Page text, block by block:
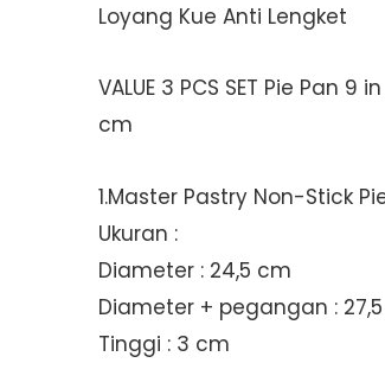
Loyang Kue Anti Lengket
VALUE 3 PCS SET Pie Pan
cm
1.Master Pastry Non-Stick
Ukuran :
Diameter : 24,5 cm
Diameter + pegangan :
Tinggi : 3 cm